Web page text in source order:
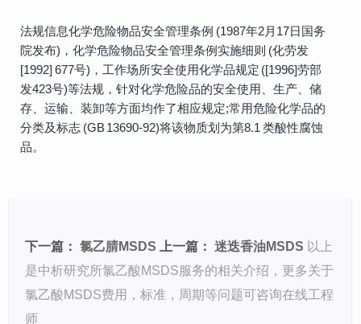
法规信息化学危险物品安全管理条例 (1987年2月17日国务
院发布)，化学危险物品安全管理条例实施细则 (化劳发
[1992] 677号)，工作场所安全使用化学品规定 ([1996]劳部
发423号)等法规，针对化学危险品的安全使用、生产、储
存、运输、装卸等方面均作了相应规定;常用危险化学品的
分类及标志 (GB 13690-92)将该物质划为第8.1 类酸性腐蚀
品。
下一篇： 氯乙腈MSDS 上一篇： 迷迭香油MSDS 以上
是中析研究所氯乙酸MSDS服务的相关介绍，更多关于
氯乙酸MSDS费用，标准，周期等问题可咨询在线工程
师